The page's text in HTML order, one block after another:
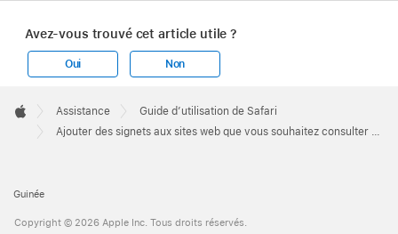
Avez-vous trouvé cet article utile ?
Oui Non
Footer

Apple
Assistance
Guide d’utilisation de Safari
Ajouter des signets aux sites web que vous souhaitez consulter à nouveau ultérieurement dans Safari sur Mac
Guinée
Copyright © 2026 Apple Inc. Tous droits réservés.